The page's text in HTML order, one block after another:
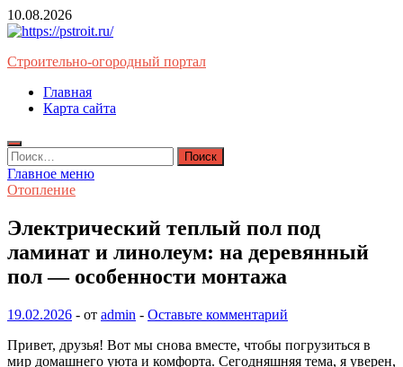
Перейти
к
10.08.2026
Строительно-огородный портал
Главная
Карта сайта
Найти:
Главное меню
Отопление
Электрический теплый пол под
ламинат и линолеум: на деревянный
пол — особенности монтажа
19.02.2026 - от admin - Оставьте комментарий
Привет, друзья! Вот мы снова вместе, чтобы погрузиться в
мир домашнего уюта и комфорта. Сегодняшняя тема, я уверен,